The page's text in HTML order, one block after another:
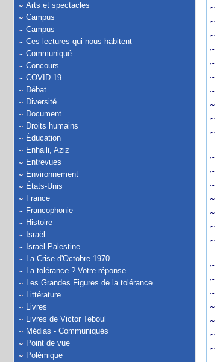
Arts et spectacles
Campus
Campus
Ces lectures qui nous habitent
Communiqué
Concours
COVID-19
Débat
Diversité
Document
Droits humains
Éducation
Enhaili, Aziz
Entrevues
Environnement
États-Unis
France
Francophonie
Histoire
Israël
Israël-Palestine
La Crise d'Octobre 1970
La tolérance ? Votre réponse
Les Grandes Figures de la tolérance
Littérature
Livres
Livres de Victor Teboul
Médias - Communiqués
Point de vue
Polémique